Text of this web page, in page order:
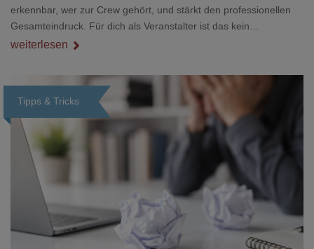
erkennbar, wer zur Crew gehört, und stärkt den professionellen
Gesamteindruck. Für dich als Veranstalter ist das kein
Nebenthema: Bei Textilien mit Stickerei oder mehreren
weiterlesen
Tipps & Tricks
Loading...